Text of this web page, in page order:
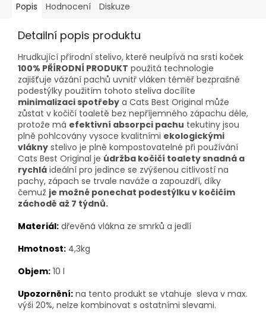
Popis Hodnocení Diskuze
Detailní popis produktu
Hrudkující přírodní stelivo, které neulpívá na srsti koček
100% PŘÍRODNÍ PRODUKT použitá technologie
zajišťuje vázání pachů uvnitř vláken téměř bezprašné
podestýlky použitím tohoto steliva docílíte
minimalizaci spotřeby a Cats Best Original může
zůstat v kočičí toaletě bez nepříjemného zápachu déle,
protože má efektivní absorpci pachu tekutiny jsou
plně pohlcovány vysoce kvalitními ekologickými
vlákny stelivo je plně kompostovatelné při používání
Cats Best Original je údržba kočičí toalety snadná a
rychlá ideální pro jedince se zvýšenou citlivostí na
pachy, zápach se trvale naváže a zapouzdří, díky
čemuž je možné ponechat podestýlku v kočičím
záchodě až 7 týdnů.
Materiál: dřevěná vlákna ze smrků a jedlí
Hmotnost: 4,3kg
Objem: 10 l
Upozornění: na tento produkt se vtahuje sleva v max.
výši 20%, nelze kombinovat s ostatními slevami.